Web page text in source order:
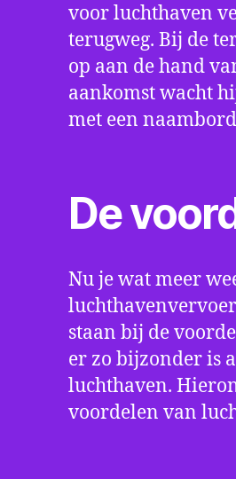
voor luchthaven
terugweg. Bij de
op aan de hand
aankomst wacht
met een
De
Nu je wat meer
staan bij de
er zo bijzonder is
luchthaven.
voordelen van